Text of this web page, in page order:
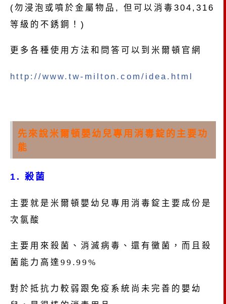
(勿浸泡或噴於金屬物品, 但可以消毒304,316
等級的不銹鋼！)
更多各種使用方法和問答可以到米爾頓官網
http://www.tw-milton.com/idea.html
先來說 米爾頓嬰幼兒專用消毒錠的主要功
能
1. 殺菌
主要就是米爾頓嬰幼兒專用消毒錠主要成份是
次氯酸
主要用來殺菌、消滅病毒、還有黴菌，而且殺
菌能力高達99.99%
對於抵抗力較弱跟免疫系統尚未完善的嬰幼